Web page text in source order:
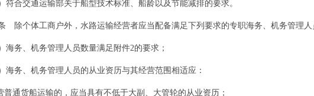
合交通运输部关于船型技术标准、船龄以及节能减排的要求。
个体工商户外，水路运输经营者应当配备满足下列要求的专职海务、机务管理人
务、机务管理人员数量满足附件2的要求；
务、机务管理人员的从业资历与其经营范围相适应：
货船运输的，应当具有不低于大副、大管轮的从业资历；